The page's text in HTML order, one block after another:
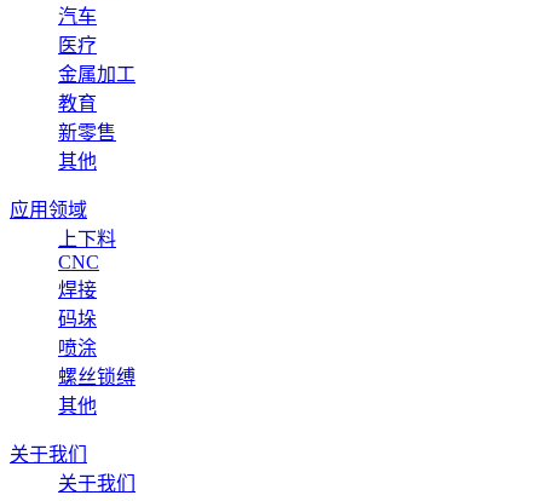
汽车
医疗
金属加工
教育
新零售
其他
应用领域
上下料
CNC
焊接
码垛
喷涂
螺丝锁缚
其他
关于我们
关于我们